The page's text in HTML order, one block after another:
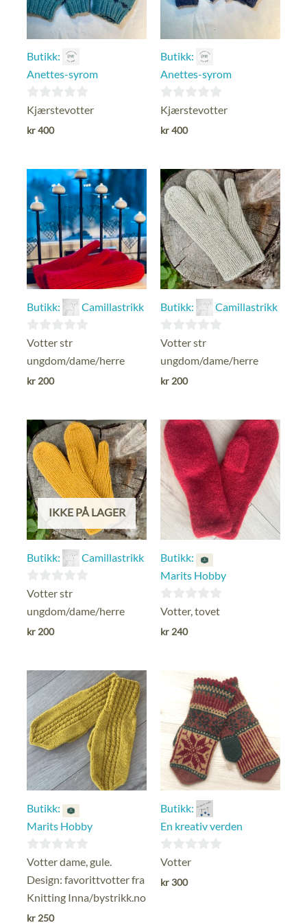
Butikk:
Anettes-syrom
0
ut
Kjærstevotter
kr400
Butikk:
Anettes-syrom
0
ut
Kjærstevotter
kr400
Butikk: Camillastrikk
0
ut
av
Votter str
ungdom/dame/herre
kr 200
Butikk: Camillastrikk
0
ut
av
Votter str
ungdom/dame/herre
kr 200
IKKE PÅ LAGER
Butikk: Camillastrikk
0
ut
av
Votter str
ungdom/dame/herre
kr 200
Butikk:
Marits Hobby
0
ut
Votter, tovet
kr 240
Butikk:
Marits Hobby
0
ut
av
Votter dame, gule.
Design: favorittvotter fra
Knitting Inna/bystrikk.no
kr 250
Butikk:
En kreativ verden
0
ut
Votter
kr 300